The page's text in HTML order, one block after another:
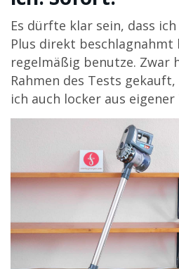
Es dürfte klar sein, dass
Plus direkt beschlagnahmt
regelmäßig benutze. Zwar
Rahmen des Tests
ich auch locker aus